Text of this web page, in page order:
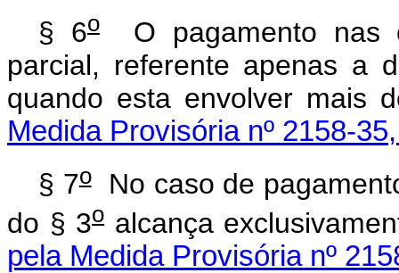
§ 6oO pagamento nas
parcial, referente apenas a
quando esta envolver
Medida Provisória nº 2158-
§ 7oNo caso de
do § 3oalcança
pela Medida Provisória nº